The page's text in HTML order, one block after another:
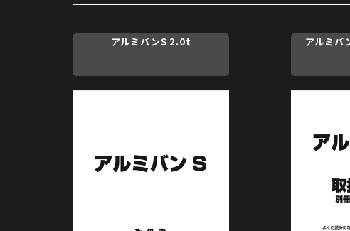
アルミバンS 2.0t アルミ